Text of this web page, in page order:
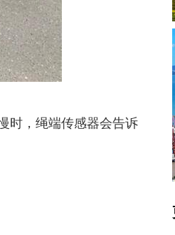
，绳端传感器会告诉